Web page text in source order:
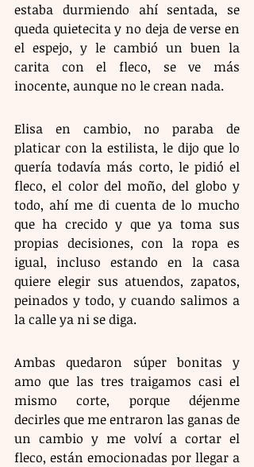
estaba durmiendo ahí sentada, se
queda quietecita y no deja de verse en
el espejo, y le cambió un buen la
carita con el fleco, se ve más
inocente, aunque no le crean nada.
Elisa en cambio, no paraba de
platicar con la estilista, le dijo que lo
quería todavía más corto, le pidió el
fleco, el color del moño, del globo y
todo, ahí me di cuenta de lo mucho
que ha crecido y que ya toma sus
propias decisiones, con la ropa es
igual, incluso estando en la casa
quiere elegir sus atuendos, zapatos,
peinados y todo, y cuando salimos a
la calle ya ni se diga.
Ambas quedaron súper bonitas y
amo que las tres traigamos casi el
mismo corte, porque déjenme
decirles que me entraron las ganas de
un cambio y me volví a cortar el
fleco, están emocionadas por llegar a